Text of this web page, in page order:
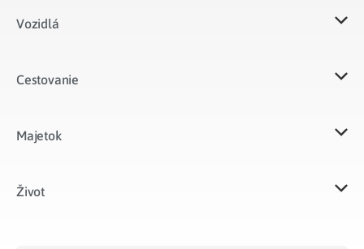
Vozidlá​
Cestovanie
Majetok​
Život​